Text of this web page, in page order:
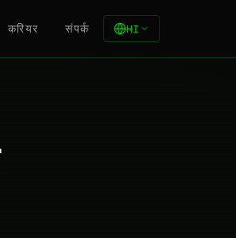
करियर संपर्क HI